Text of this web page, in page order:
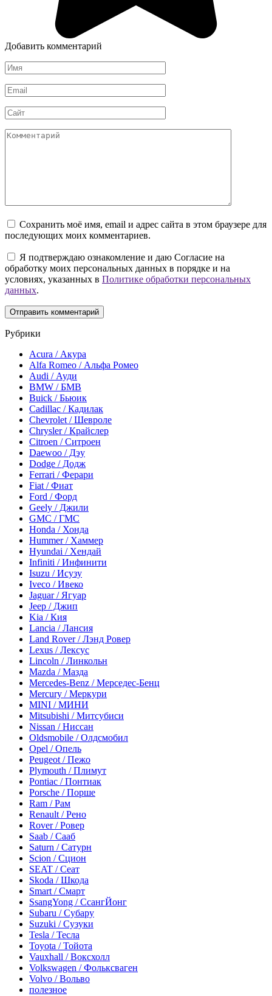
Добавить комментарий
Имя
*
Email
*
Сайт
Комментарий
Сохранить моё имя, email и адрес сайта в этом браузере для
последующих моих комментариев.
Я подтверждаю ознакомление и даю Согласие на
обработку моих персональных данных в порядке и на
условиях, указанных в Политике обработки персональных
данных.
Рубрики
Acura / Акура
Alfa Romeo / Альфа Ромео
Audi / Ауди
BMW / БМВ
Buick / Бьюик
Cadillac / Кадилак
Chevrolet / Шевроле
Chrysler / Крайслер
Citroen / Ситроен
Daewoo / Дэу
Dodge / Додж
Ferrari / Ферари
Fiat / Фиат
Ford / Форд
Geely / Джили
GMC / ГМС
Honda / Хонда
Hummer / Хаммер
Hyundai / Хендай
Infiniti / Инфинити
Isuzu / Исузу
Iveco / Ивеко
Jaguar / Ягуар
Jeep / Джип
Kia / Кия
Lancia / Лансия
Land Rover / Лэнд Ровер
Lexus / Лексус
Lincoln / Линкольн
Mazda / Мазда
Mercedes-Benz / Мерседес-Бенц
Mercury / Меркури
MINI / МИНИ
Mitsubishi / Митсубиси
Nissan / Ниссан
Oldsmobile / Олдсмобил
Opel / Опель
Peugeot / Пежо
Plymouth / Плимут
Pontiac / Понтиак
Porsche / Порше
Ram / Рам
Renault / Рено
Rover / Ровер
Saab / Сааб
Saturn / Сатурн
Scion / Сцион
SEAT / Сеат
Skoda / Шкода
Smart / Смарт
SsangYong / СсангЙонг
Subaru / Субару
Suzuki / Сузуки
Tesla / Тесла
Toyota / Тойота
Vauxhall / Воксхолл
Volkswagen / Фольксваген
Volvo / Вольво
полезное